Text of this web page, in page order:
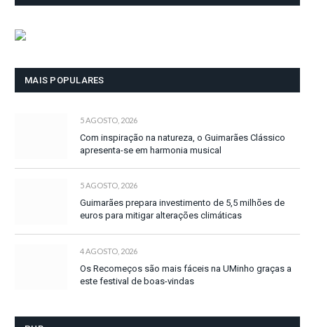
MAIS POPULARES
5 AGOSTO, 2026
Com inspiração na natureza, o Guimarães Clássico
apresenta-se em harmonia musical
5 AGOSTO, 2026
Guimarães prepara investimento de 5,5 milhões de
euros para mitigar alterações climáticas
4 AGOSTO, 2026
Os Recomeços são mais fáceis na UMinho graças a
este festival de boas-vindas